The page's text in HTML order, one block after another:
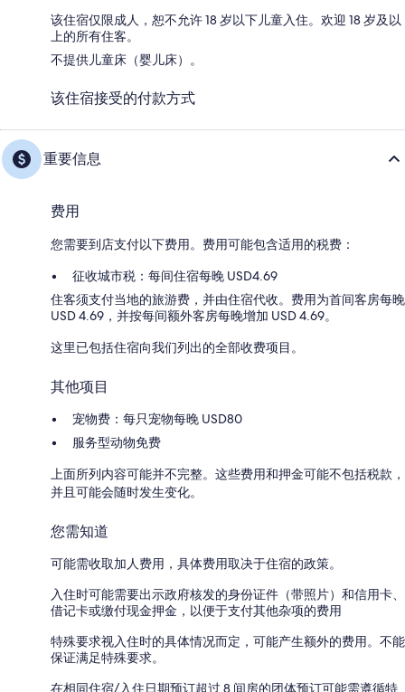
该住宿仅限成人，恕不允许 18 岁以下儿童入住。欢迎 18 岁及以
上的所有住客。
不提供儿童床（婴儿床）。
该住宿接受的付款方式
重要信息
费用
您需要到店支付以下费用。费用可能包含适用的税费：
征收城市税：每间住宿每晚 USD4.69
住客须支付当地的旅游费，并由住宿代收。费用为首间客房每晚
USD 4.69，并按每间额外客房每晚增加 USD 4.69。
这里已包括住宿向我们列出的全部收费项目。
其他项目
宠物费：每只宠物每晚 USD80
服务型动物免费
上面所列内容可能并不完整。这些费用和押金可能不包括税款，
并且可能会随时发生变化。
您需知道
可能需收取加人费用，具体费用取决于住宿的政策。
入住时可能需要出示政府核发的身份证件（带照片）和信用卡、
借记卡或缴付现金押金，以便于支付其他杂项的费用
特殊要求视入住时的具体情况而定，可能产生额外的费用。不能
保证满足特殊要求。
在相同住宿/入住日期预订超过 8 间房的团体预订可能需遵循特